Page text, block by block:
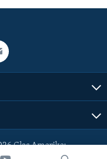
Glas Amerike: